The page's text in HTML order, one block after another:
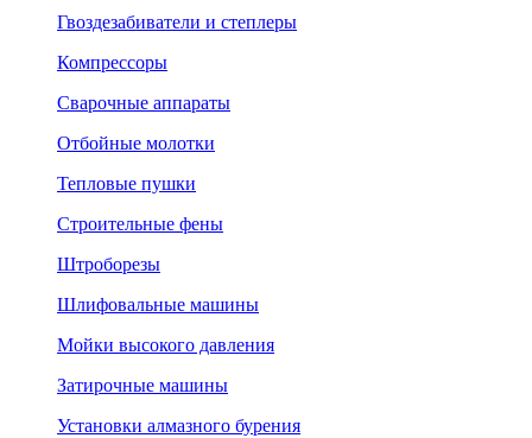
Гвоздезабиватели и степлеры
Компрессоры
Сварочные аппараты
Отбойные молотки
Тепловые пушки
Строительные фены
Штроборезы
Шлифовальные машины
Мойки высокого давления
Затирочные машины
Установки алмазного бурения